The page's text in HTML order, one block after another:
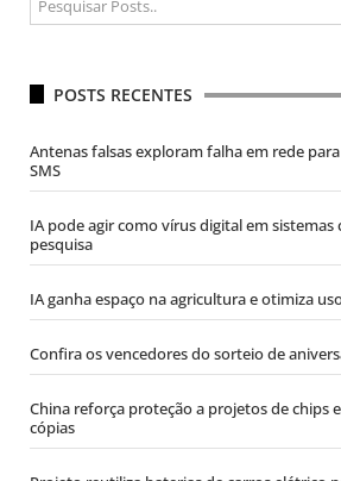
POSTS RECENTES
Antenas falsas exploram falha em rede
SMS
IA pode agir como vírus digital em sistemas
pesquisa
IA ganha espaço na agricultura e otimiza
Confira os vencedores do sorteio de
China reforça proteção a projetos de chips
cópias